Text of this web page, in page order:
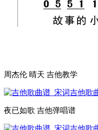
周杰伦 晴天 吉他教学
夜已如歌 吉他弹唱谱